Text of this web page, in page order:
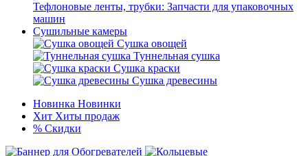
Тефлоновые ленты, трубки: Запчасти для упаковочных
машин
Сушильные камеры
Сушка овощей
Туннельная сушка
Сушка краски
Сушка древесины
Новинка Новинки
Хит Хиты продаж
% Скидки